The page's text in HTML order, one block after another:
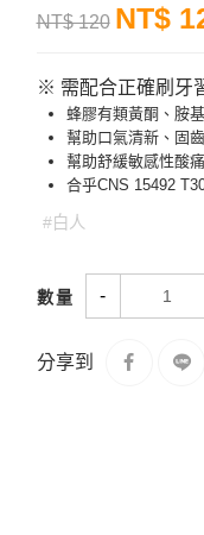
NT$ 120 NT$
※ 需配合正確刷牙
蜂膠有類黃酮、胺
幫助口氣清新、固
幫助舒緩敏感性酸痛
合乎CNS 15492
#白人
數量 -
分享到